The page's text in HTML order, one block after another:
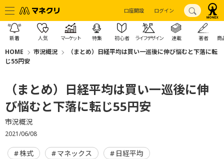
口座開設 ログイン
新着 人気 マーケット 特集 初心者 ライフデザイン 連載 著者 商
HOME 市況概況
（まとめ）日経平均は買い一巡後に伸び悩むと下落に転
じ55円安
（まとめ）日経平均は買い一巡後に伸
び悩むと下落に転じ55円安
市況概況
2021/06/08
株式 マネックス 日経平均